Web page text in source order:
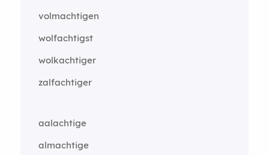
volmachtigen
wolfachtigst
wolkachtiger
zalfachtiger
aalachtige
almachtige